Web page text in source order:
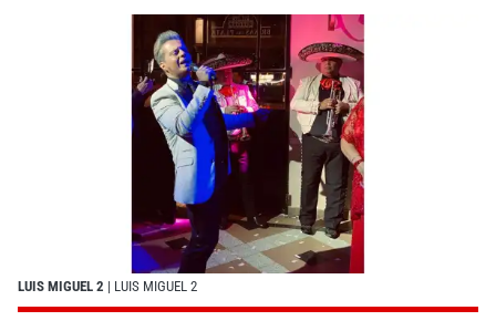
LUIS MIGUEL 2 | LUIS MIGUEL 2